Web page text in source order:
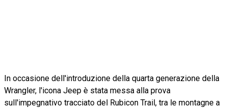
In occasione dell'introduzione della quarta generazione della
Wrangler, l'icona Jeep è stata messa alla prova
sull'impegnativo tracciato del Rubicon Trail, tra le montagne a